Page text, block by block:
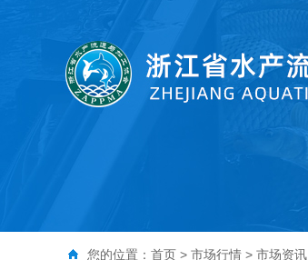
您的位置： 首页 > 市场行情 > 市场资讯